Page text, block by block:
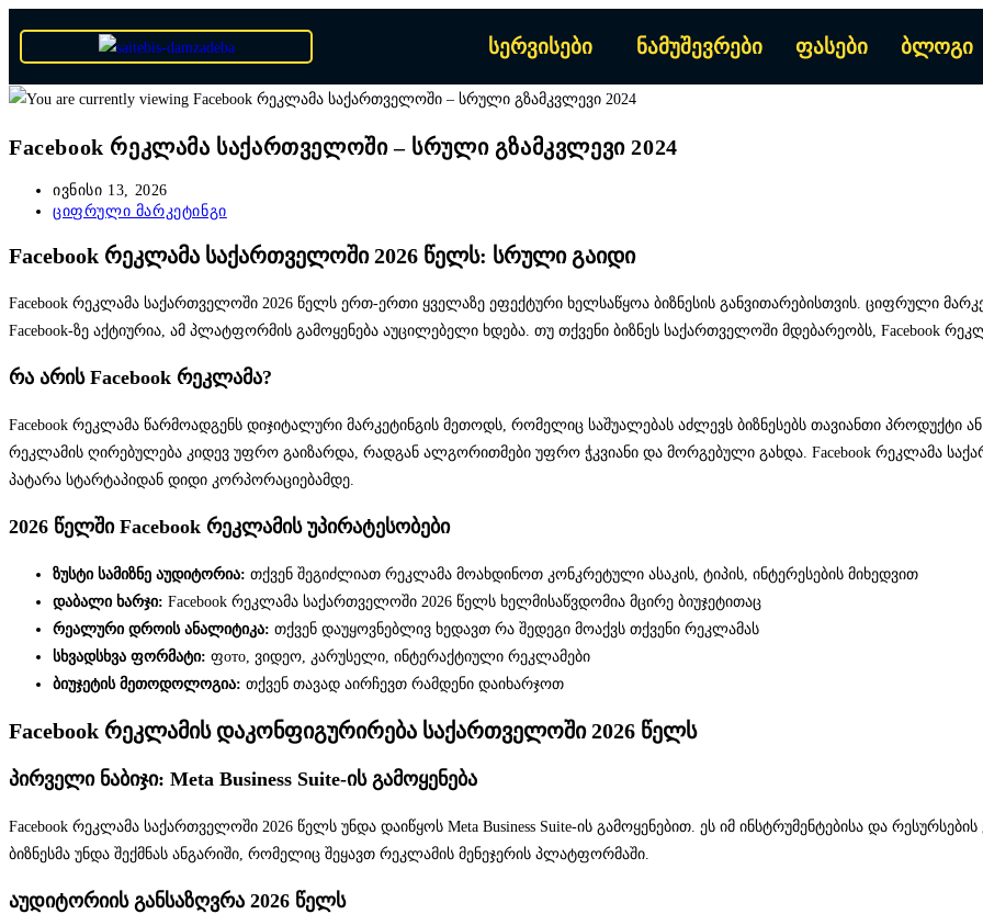
სერვისები ნამუშევრები ფასები ბლოგი
Facebook რეკლამა საქართველოში – სრული გზამკვლევი 2024
ივნისი 13, 2026
ციფრული მარკეტინგი
Facebook რეკლამა საქართველოში 2026 წელს: სრული გაიდი
Facebook რეკლამა საქართველოში 2026 წელს ერთ-ერთი ყველაზე ეფექტური ხელსაწყოა ბიზნესის განვითარებისთვის. ციფრული
Facebook-ზე აქტიურია, ამ პლატფორმის გამოყენება აუცილებელი ხდება. თუ თქვენი ბიზნეს საქართველოში მდებარეობს, Facebook
რა არის Facebook რეკლამა?
Facebook რეკლამა წარმოადგენს დიჯიტალური მარკეტინგის მეთოდს, რომელიც საშუალებას აძლევს ბიზნესებს თავიანთი პროდუქტი ან
რეკლამის ღირებულება კიდევ უფრო გაიზარდა, რადგან ალგორითმები უფრო ჭკვიანი და მორგებული გახდა. Facebook რეკლამა
პატარა სტარტაპიდან დიდი კორპორაციებამდე.
2026 წელში Facebook რეკლამის უპირატესობები
ზუსტი სამიზნე აუდიტორია: თქვენ შეგიძლიათ რეკლამა მოახდინოთ კონკრეტული ასაკის, ტიპის, ინტერესების მიხედვით
დაბალი ხარჯი: Facebook რეკლამა საქართველოში 2026 წელს ხელმისაწვდომია მცირე ბიუჯეტითაც
რეალური დროის ანალიტიკა: თქვენ დაუყოვნებლივ ხედავთ რა შედეგი მოაქვს თქვენი რეკლამას
სხვადსხვა ფორმატი: ფото, ვიდეო, კარუსელი, ინტერაქტიული რეკლამები
ბიუჯეტის მეთოდოლოგია: თქვენ თავად აირჩევთ რამდენი დაიხარჯოთ
Facebook რეკლამის დაკონფიგურირება საქართველოში 2026 წელს
პირველი ნაბიჯი: Meta Business Suite-ის გამოყენება
Facebook რეკლამა საქართველოში 2026 წელს უნდა დაიწყოს Meta Business Suite-ის გამოყენებით. ეს იმ ინსტრუმენტებისა და
ბიზნესმა უნდა შექმნას ანგარიში, რომელიც შეყავთ რეკლამის მენეჯერის პლატფორმაში.
აუდიტორიის განსაზღვრა 2026 წელს